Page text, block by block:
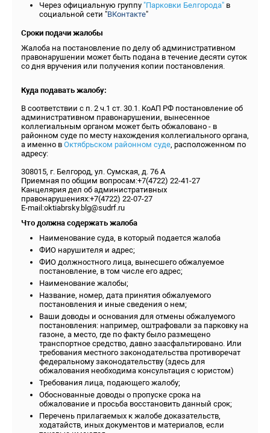
Через официальную группу "Парковки Белгорода" в
социальной сети "ВКонтакте"
Сроки подачи жалобы
Жалоба на постановление по делу об административном
правонарушении может быть подана в течение десяти суток
со дня вручения или получения копии постановления.
Куда подавать жалобу:
В соответствии с п. 2 ч.1 ст. 30.1. КоАП РФ постановление об
административном правонарушении, вынесенное
коллегиальным органом может быть обжаловано - в
районном суде по месту нахождения коллегиального органа,
а именно в Октябрьском районном суде, расположенном по
адресу:
308015, г. Белгород, ул. Сумская, д. 76 А
Приемная по общим вопросам:+7(4722) 22-41-27
Канцелярия дел об административных
правонарушениях:+7(4722) 22-07-27
E-mail:oktiabrsky.blg@sudrf.ru
Что должна содержать жалоба
Наименование суда, в который подается жалоба
ФИО нарушителя и адрес;
ФИО должностного лица, вынесшего обжалуемое
постановление, в том числе его адрес;
Наименование жалобы;
Название, номер, дата принятия обжалуемого
постановления и иные сведения о нем;
Ваши доводы и основания для отмены обжалуемого
постановления: например, оштрафовали за парковку на
газоне, а место, где по факту было размещено
транспортное средство, давно заасфальтировано. Или
требования местного законодательства противоречат
федеральному законодательству (здесь для
обжалования необходима консультация с юристом)
Требования лица, подающего жалобу;
Обоснованные доводы о пропуске срока на
обжалование и просьба восстановить данный срок;
Перечень прилагаемых к жалобе доказательств,
ходатайств, иных документов и материалов, если